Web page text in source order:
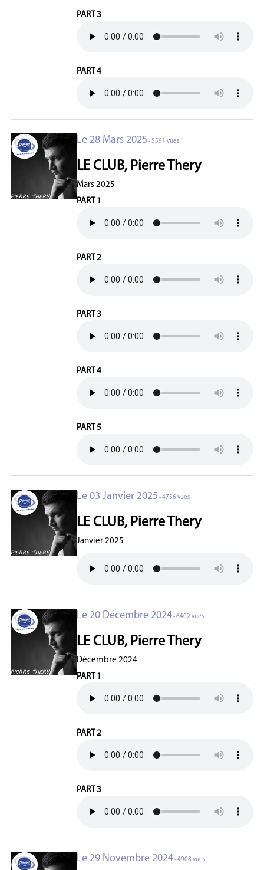
PART 3
PART 4
Le 28 Mars 2025 - 5591 vues
LE CLUB, Pierre Thery
Mars 2025
PART 1
PART 2
PART 3
PART 4
PART 5
Le 03 Janvier 2025 - 4756 vues
LE CLUB, Pierre Thery
Janvier 2025
Le 20 Décembre 2024- 6402 vues
LE CLUB, Pierre Thery
Décembre 2024
PART 1
PART 2
PART 3
Le 29 Novembre 2024- 4908 vues